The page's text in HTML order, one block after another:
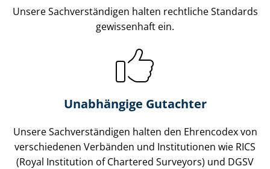
Unsere Sach­ver­stän­di­gen halten rechtliche Standards
gewissenhaft ein.
Unabhängige Gutachter
Unsere Sach­ver­stän­di­gen halten den Ehrencodex von
verschiedenen Verbänden und Institutionen wie RICS
(Royal Institution of Chartered Surveyors) und DGSV